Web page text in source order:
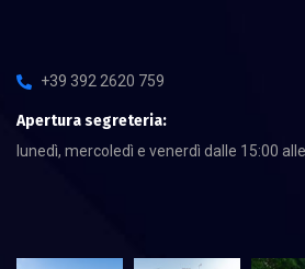
+39 392 2620 759
Apertura segreteria:
lunedì, mercoledì e venerdì dalle 15:00